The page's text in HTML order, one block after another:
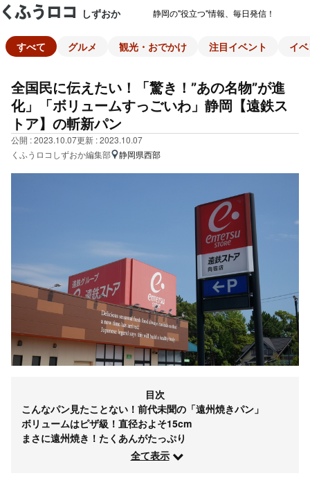
しずおか 静岡の"役立つ"情報、毎日発信！
すべて グルメ 観光・おでかけ 注目イベント イ
全国民に伝えたい！「驚き！”あの名物”が進
化」「ボリュームすっごいわ」静岡【遠鉄ス
トア】の斬新パン
公開 : 2023.10.07更新 : 2023.10.07
くふうロコしずおか編集部
静岡県西部
目次
こんなパン見たことない！前代未聞の「遠州焼きパン」
ボリュームはピザ級！直径およそ15cm
まさに遠州焼き！たくあんがたっぷり
全て表示